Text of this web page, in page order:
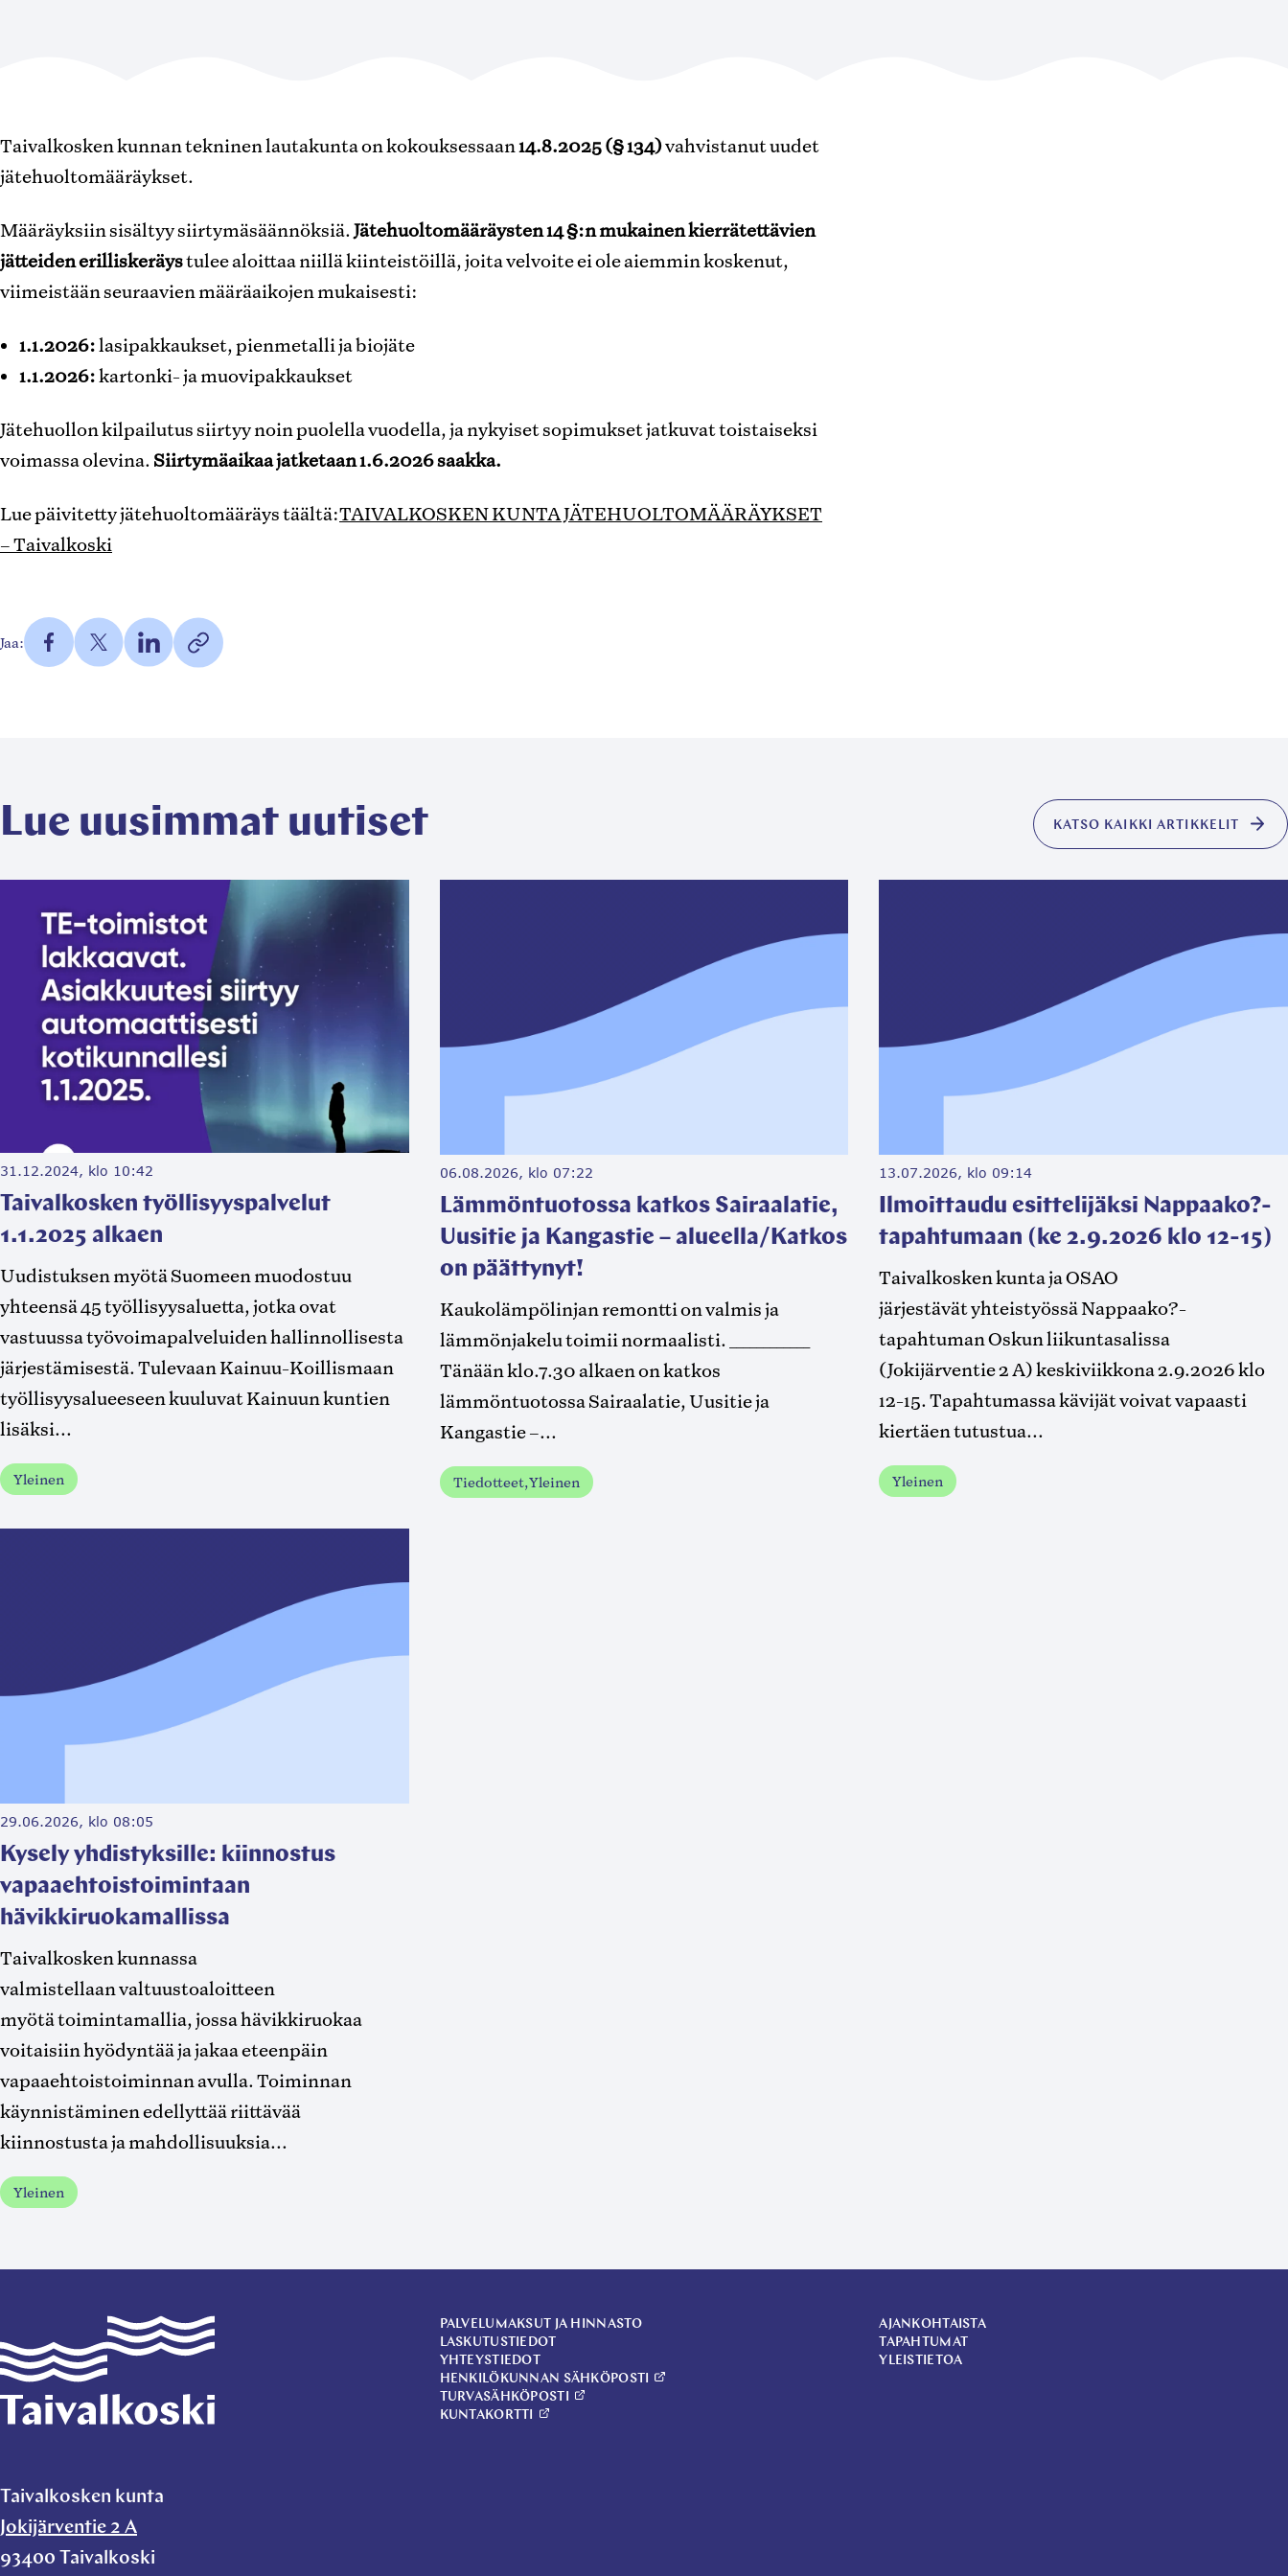
Taivalkosken kunnan tekninen lautakunta on kokouksessaan14.8.2025 (§ 134)vahvistanut uudet
jätehuoltomääräykset.
Määräyksiin sisältyy siirtymäsäännöksiä.Jätehuoltomääräysten 14 §:n mukainen kierrätettävien
jätteiden erilliskeräystulee aloittaa niillä kiinteistöillä, joita velvoite ei ole aiemmin koskenut,
viimeistään seuraavien määräaikojen mukaisesti:
1.1.2026:lasipakkaukset, pienmetalli ja biojäte
1.1.2026:kartonki- ja muovipakkaukset
Jätehuollon kilpailutus siirtyy noin puolella vuodella, ja nykyiset sopimukset jatkuvat toistaiseksi
voimassa olevina. Siirtymäaikaa jatketaan 1.6.2026 saakka.
Lue päivitetty jätehuoltomääräys täältä:TAIVALKOSKEN KUNTA JÄTEHUOLTOMÄÄRÄYKSET
– Taivalkoski
Jaa:
Jaa
Facebookissa
Jaa
Twitterissä
Jaa
LinkedInissä
https://taivalkoski.fi/blog/uudet-
jatehuoltomaaraykset-
Lue uusimmat uutiset KATSO KAIKKI ARTIKKELIT
31.12.2024, klo 10:42
Taivalkosken työllisyyspalvelut
1.1.2025 alkaen
Uudistuksen myötä Suomeen muodostuu
yhteensä 45 työllisyysaluetta, jotka ovat
vastuussa työvoimapalveluiden hallinnollisesta
järjestämisestä. Tulevaan Kainuu-Koillismaan
työllisyysalueeseen kuuluvat Kainuun kuntien
lisäksi...
Yleinen
06.08.2026, klo 07:22
Lämmöntuotossa katkos Sairaalatie,
Uusitie ja Kangastie – alueella/Katkos
on päättynyt!
Kaukolämpölinjan remontti on valmis ja
lämmönjakelu toimii normaalisti. ____________
Tänään klo.7.30 alkaen on katkos
lämmöntuotossa Sairaalatie, Uusitie ja
Kangastie –...
Tiedotteet, Yleinen
13.07.2026, klo 09:14
Ilmoittaudu esittelijäksi Nappaako?-
tapahtumaan (ke 2.9.2026 klo 12-15)
Taivalkosken kunta ja OSAO
järjestävät yhteistyössä Nappaako?-
tapahtuman Oskun liikuntasalissa
(Jokijärventie 2 A) keskiviikkona 2.9.2026 klo
12-15. Tapahtumassa kävijät voivat vapaasti
kiertäen tutustua...
Yleinen
29.06.2026, klo 08:05
Kysely yhdistyksille: kiinnostus
vapaaehtoistoimintaan
hävikkiruokamallissa
Taivalkosken kunnassa
valmistellaan valtuustoaloitteen
myötä toimintamallia, jossa hävikkiruokaa
voitaisiin hyödyntää ja jakaa eteenpäin
vapaaehtoistoiminnan avulla. Toiminnan
käynnistäminen edellyttää riittävää
kiinnostusta ja mahdollisuuksia...
Yleinen
Taivalkosken kunta
Jokijärventie 2 A
93400 Taivalkoski
PALVELUMAKSUT JA HINNASTO
LASKUTUSTIEDOT
YHTEYSTIEDOT
HENKILÖKUNNAN SÄHKÖPOSTI
TURVASÄHKÖPOSTI
KUNTAKORTTI
AJANKOHTAISTA
TAPAHTUMAT
YLEISTIETOA